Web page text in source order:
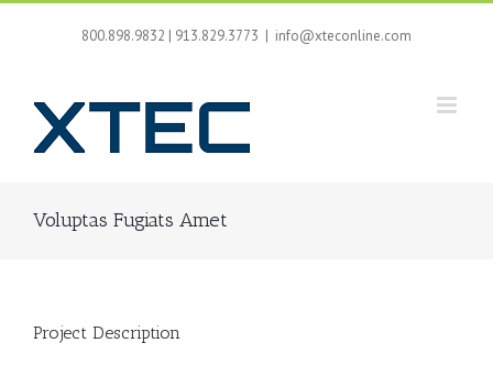
Skip
800.898.9832 | 913.829.3773 | info@xteconline.com
Voluptas Fugiats Amet
Project Description